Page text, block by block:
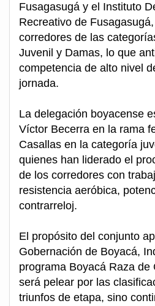
Fusagasugá y el Instituto
Recreativo de
corredores de las
Juvenil y Damas, lo que
competencia de alto nivel
jornada.
La delegación boyacense
Víctor Becerra en la rama
Casallas en la categoría
quienes han liderado el
de los corredores con
resistencia aeróbica,
contrarreloj.
El propósito del conjunto
Gobernación de Boyacá,
programa Boyacá Raza de
será pelear por las
triunfos de etapa, sino